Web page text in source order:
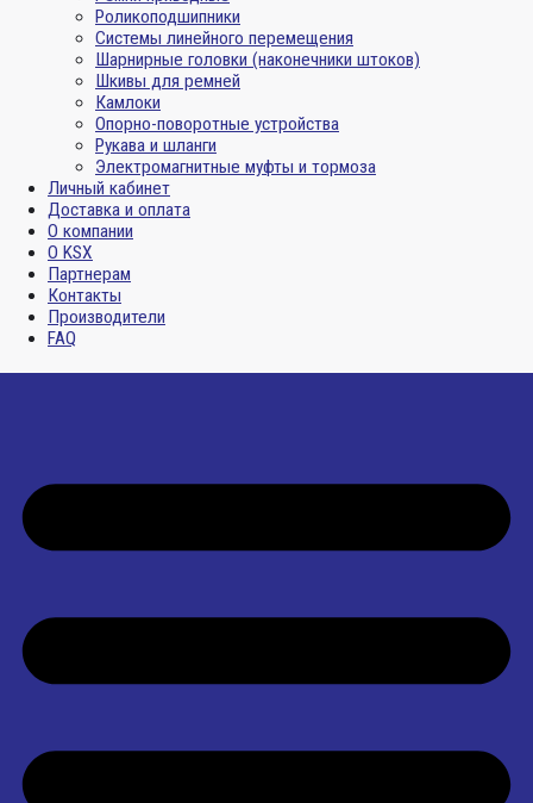
Роликоподшипники
Системы линейного перемещения
Шарнирные головки (наконечники штоков)
Шкивы для ремней
Камлоки
Опорно-поворотные устройства
Рукава и шланги
Электромагнитные муфты и тормоза
Личный кабинет
Доставка и оплата
О компании
О KSX
Партнерам
Контакты
Производители
FAQ